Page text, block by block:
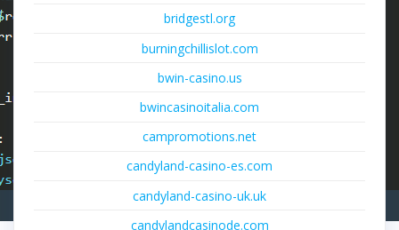
bridgestl.org
burningchillislot.com
bwin-casino.us
bwincasinoitalia.com
campromotions.net
candyland-casino-es.com
candyland-casino-uk.uk
candylandcasinode.com